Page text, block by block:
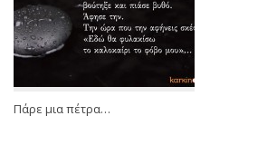
Πάρε μια πέτρα…